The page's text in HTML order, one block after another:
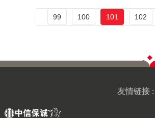
99 100 101 102
友情链接 :